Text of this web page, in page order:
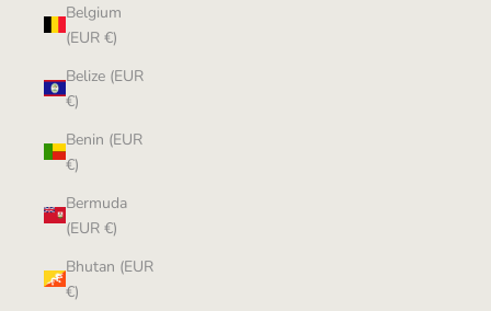
Belgium
(EUR €)
Belize (EUR
€)
Benin (EUR
€)
Bermuda
(EUR €)
Bhutan (EUR
€)